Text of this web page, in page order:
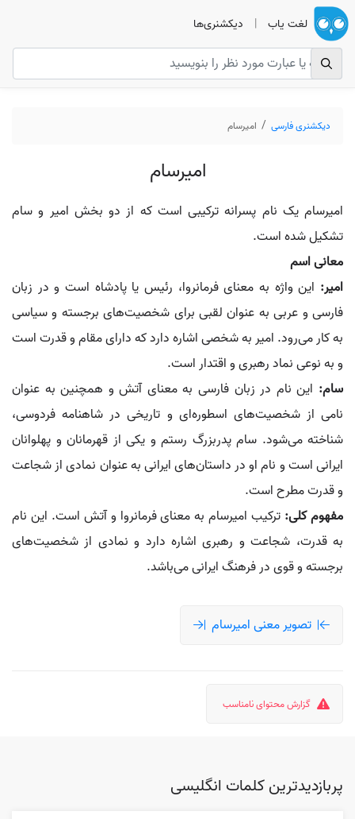
لغت یاب | دیکشنری‌ها
دیکشنری فارسی امیرسام
امیرسام
امیرسام یک نام پسرانه ترکیبی است که از دو بخش امیر و سام
تشکیل شده است.
معانی اسم
امیر: این واژه به معنای فرمانروا، رئیس یا پادشاه است و در زبان
فارسی و عربی به عنوان لقبی برای شخصیت‌های برجسته و سیاسی
به کار می‌رود. امیر به شخصی اشاره دارد که دارای مقام و قدرت است
و به نوعی نماد رهبری و اقتدار است.
سام: این نام در زبان فارسی به معنای آتش و همچنین به عنوان
نامی از شخصیت‌های اسطوره‌ای و تاریخی در شاهنامه فردوسی،
شناخته می‌شود. سام پدربزرگ رستم و یکی از قهرمانان و پهلوانان
ایرانی است و نام او در داستان‌های ایرانی به عنوان نمادی از شجاعت
و قدرت مطرح است.
مفهوم کلی: ترکیب امیرسام به معنای فرمانروا و آتش است. این نام
به قدرت، شجاعت و رهبری اشاره دارد و نمادی از شخصیت‌های
برجسته و قوی در فرهنگ ایرانی می‌باشد.
تصویر معنی امیرسام
گزارش محتوای نامناسب
پربازدیدترین کلمات انگلیسی